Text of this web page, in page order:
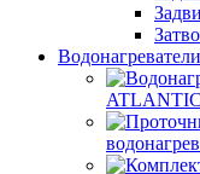
Водонагреватели
ATLANTIC